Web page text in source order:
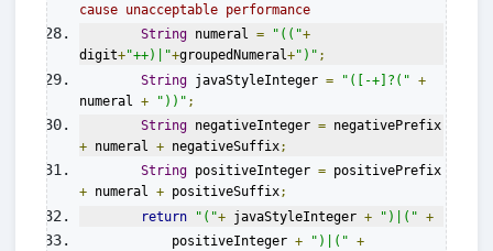
cause unacceptable performance
String numeral = "(("+
digit+"++)|"+groupedNumeral+")" ;
String javaStyleInteger = "([-+]?(" +
numeral + "))" ;
String negativeInteger =
negativePrefix
+ numeral + negativeSuffix;
String positiveInteger =
positivePrefix
+ numeral + positiveSuffix;
return
"("+ javaStyleInteger + ")|(" +
            positiveInteger
+ ")|(" +